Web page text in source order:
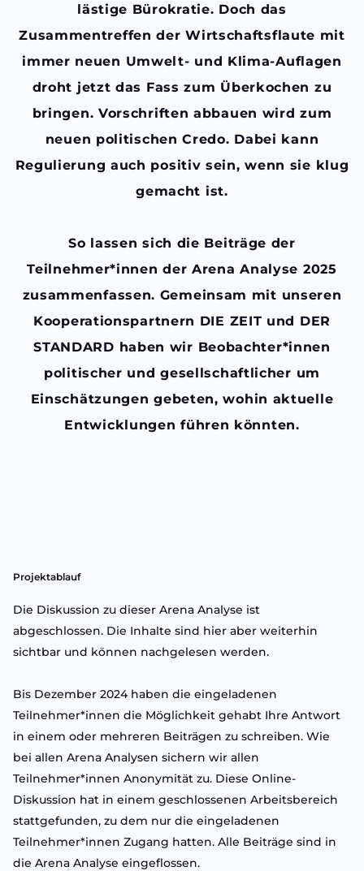
lästige Bürokratie. Doch das
Zusammentreffen der Wirtschaftsflaute mit
immer neuen Umwelt- und Klima-Auflagen
droht jetzt das Fass zum Überkochen zu
bringen. Vorschriften abbauen wird zum
neuen politischen Credo. Dabei kann
Regulierung auch positiv sein, wenn sie klug
gemacht ist.
So lassen sich die Beiträge der
Teilnehmer*innen der Arena Analyse 2025
zusammenfassen. Gemeinsam mit unseren
Kooperationspartnern DIE ZEIT und DER
STANDARD haben wir Beobachter*innen
politischer und gesellschaftlicher um
Einschätzungen gebeten, wohin aktuelle
Entwicklungen führen könnten.
Projektablauf
Die Diskussion zu dieser Arena Analyse ist
abgeschlossen. Die Inhalte sind hier aber weiterhin
sichtbar und können nachgelesen werden.
Bis Dezember 2024 haben die eingeladenen
Teilnehmer*innen die Möglichkeit gehabt Ihre Antwort
in einem oder mehreren Beiträgen zu schreiben. Wie
bei allen Arena Analysen sichern wir allen
Teilnehmer*innen Anonymität zu. Diese Online-
Diskussion hat in einem geschlossenen Arbeitsbereich
stattgefunden, zu dem nur die eingeladenen
Teilnehmer*innen Zugang hatten. Alle Beiträge sind in
die Arena Analyse eingeflossen.